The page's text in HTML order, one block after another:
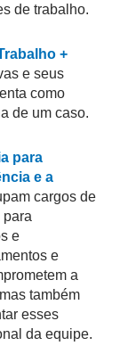
de trabalho.
+
e seus
como
de um caso.
para
e a
cargos de
para
e
e
a
também
esses
da equipe.